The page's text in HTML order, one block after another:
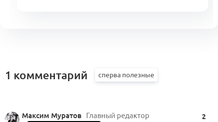
1 комментарий
Максим Муратов Главный редактор 2